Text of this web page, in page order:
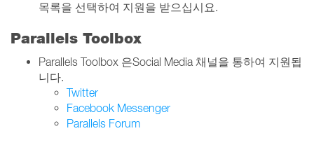
목록을 선택하여 지원을 받으십시요.
Parallels Toolbox
Parallels Toolbox 은Social Media 채널을 통하여 지원됩
니다.
Twitter
Facebook Messenger
Parallels Forum